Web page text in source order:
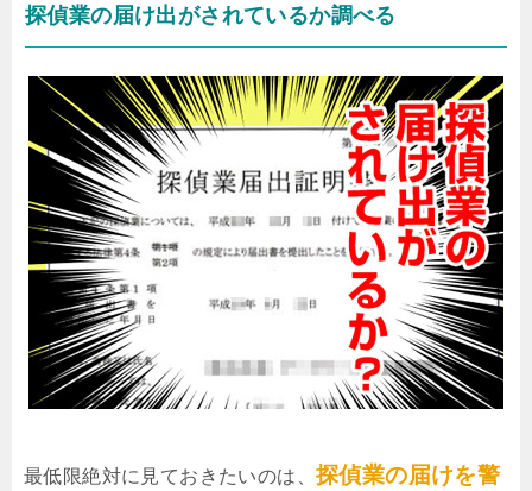
探偵業の届け出がされているか調べる
最低限絶対に見ておきたいのは、 探偵業の届けを警